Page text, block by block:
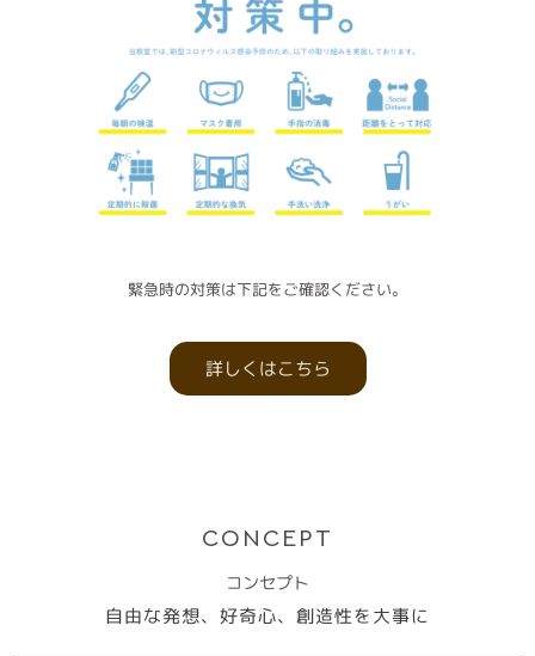
緊急時の対策は下記をご確認ください。
詳しくはこちら
CONCEPT
コンセプト
自由な発想、好奇心、創造性を大事に